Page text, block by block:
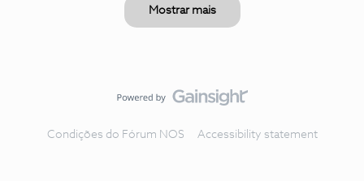
Mostrar mais
Condições do Fórum NOS Accessibility statement